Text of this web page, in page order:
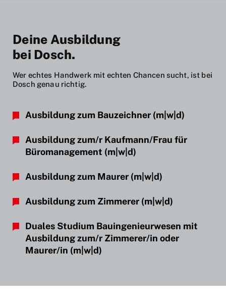
Deine Ausbildung
bei Dosch.
Wer echtes Handwerk mit echten Chancen sucht, ist bei
Dosch genau richtig.
Ausbildung zum Bauzeichner (m|w|d)
Ausbildung zum/r Kaufmann/Frau für
Büromanagement (m|w|d)
Ausbildung zum Maurer (m|w|d)
Ausbildung zum Zimmerer (m|w|d)
Duales Studium Bauingenieurwesen mit
Ausbildung zum/r Zimmerer/in oder
Maurer/in (m|w|d)